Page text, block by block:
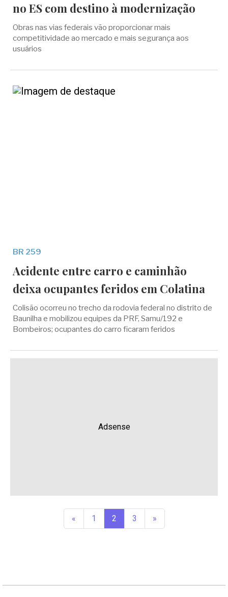
no ES com destino à modernização
Obras nas vias federais vão proporcionar mais
competitividade ao mercado e mais segurança aos
usuários
BR 259
Acidente entre carro e caminhão
deixa ocupantes feridos em Colatina
Colisão ocorreu no trecho da rodovia federal no distrito de
Baunilha e mobilizou equipes da PRF, Samu/192 e
Bombeiros; ocupantes do carro ficaram feridos
Adsense
« 1 2 3 »